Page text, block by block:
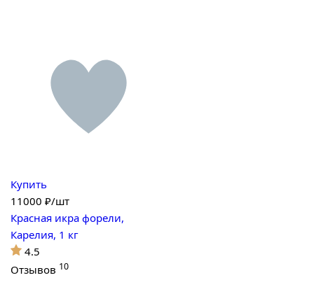
Купить
11000 ₽/шт
Красная икра форели,
Карелия, 1 кг
4.5
Отзывов 10